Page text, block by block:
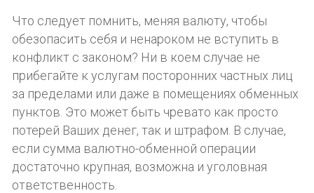
Что следует помнить, меняя валюту, чтобы
обезопасить себя и ненароком не вступить в
конфликт с законом? Ни в коем случае не
прибегайте к услугам посторонних частных лиц
за пределами или даже в помещениях обменных
пунктов. Это может быть чревато как просто
потерей Ваших денег, так и штрафом. В случае,
если сумма валютно-обменной операции
достаточно крупная, возможна и уголовная
ответственность.